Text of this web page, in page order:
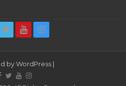
byWordPress |